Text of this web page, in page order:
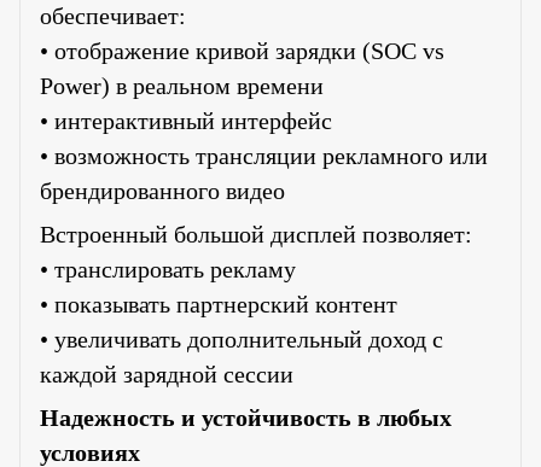
обеспечивает:
• отображение кривой зарядки (SOC vs
Power) в реальном времени
• интерактивный интерфейс
• возможность трансляции рекламного или
брендированного видео
Встроенный большой дисплей позволяет:
• транслировать рекламу
• показывать партнерский контент
• увеличивать дополнительный доход с
каждой зарядной сессии
Надежность и устойчивость в любых
условиях